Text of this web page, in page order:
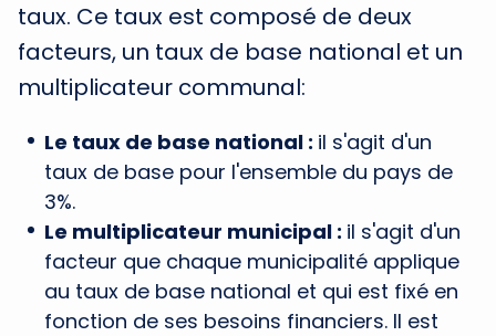
taux. Ce taux est composé de deux
facteurs, un taux de base national et un
multiplicateur communal:
Le taux de base national : il s'agit d'un
taux de base pour l'ensemble du pays de
3%.
Le multiplicateur municipal : il s'agit d'un
facteur que chaque municipalité applique
au taux de base national et qui est fixé en
fonction de ses besoins financiers. Il est